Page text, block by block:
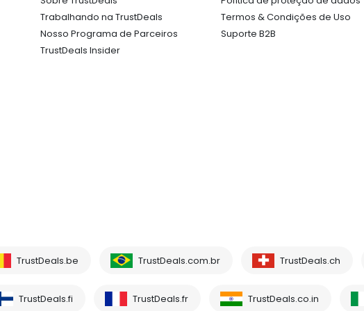
Trabalhando na TrustDeals
Nosso Programa de Parceiros
TrustDeals Insider
Termos & Condições de Uso
Suporte B2B
TrustDeals.be TrustDeals.com.br TrustDeals.ch
TrustDeals.fi TrustDeals.fr TrustDeals.co.in